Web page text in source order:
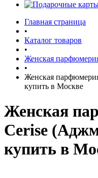
Главная страница
•
Каталог товаров
•
Женская
•
Женская
купить в Москве
Женская
Cerise
купить в